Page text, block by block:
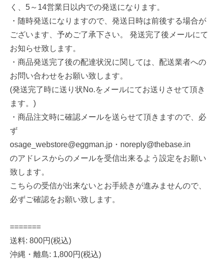
く、5～14営業日以内での発送になります。
・随時発送になりますので、発送日時は前後する場合が
ございます、予めご了承下さい。 発送完了後メールにて
お知らせ致します。
・商品発送完了後の配達状況に関しては、配送業者への
お問い合わせをお願い致します。
(発送完了時に送り状No.をメールにてお送りさせて頂き
ます。)
・商品注文時に確認メールを送らせて頂きますので、必
ず
osage_webstore@eggman.jp ・ noreply@thebase.in
のアドレスからのメールを受信出来るよう設定をお願い
致します。
こちらの受信が出来ないとお手続きが進みませんので、
必ずご確認をお願い致します。
=======
送料: 800円(税込)
沖縄・離島: 1,800円(税込)